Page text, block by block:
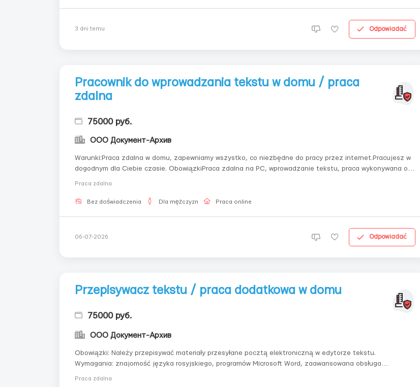
3 dni temu Odpowiadać
Pracownik do wprowadzania tekstu w domu / praca
zdalna
75000 руб.
ООО Документ-Архив
Warunki:Praca zdalna w domu, zapewniamy wszystko, co niezbędne do pracy przez internet.Pracujesz w
dogodnym dla Ciebie czasie. ObowiązkiPraca zdalna na PC, wprowadzanie tekstu, praca wykonywana o
Praca zdalna
Bez doświadczenia Dla mężczyzn Praca online
06-07-2026 Odpowiadać
Przepisywacz tekstu / praca dodatkowa w domu
75000 руб.
ООО Документ-Архив
Obowiązki: Należy przepisywać materiały przesyłane pocztą elektroniczną w edytorze tekstu.
Wymagania: znajomość języka rosyjskiego, programów Microsoft Word, zaawansowana obsługa
Praca zdalna